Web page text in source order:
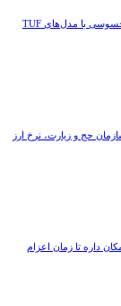
برای کارهای تدوین و طراحی، واقعاً سری ProArt اختلاف محسوسی با مدل‌های TUF
حج و زیارت، نرخ ارز
امکان داره تا زمان اعزام